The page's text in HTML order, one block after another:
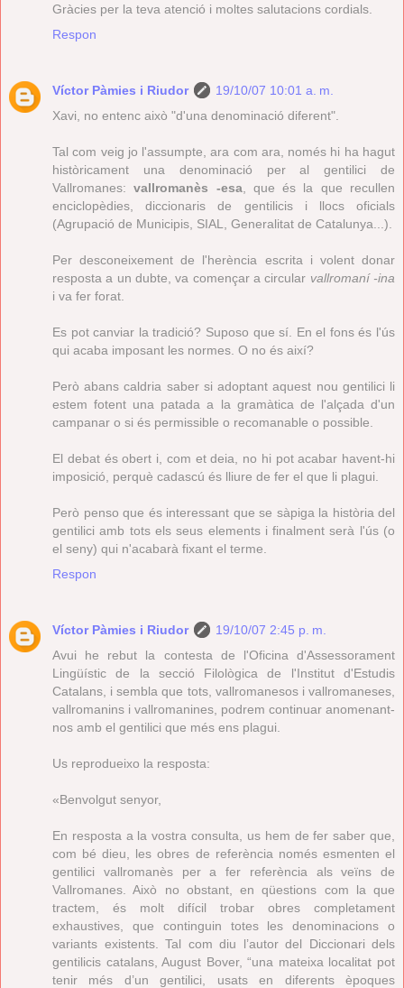
Gràcies per la teva atenció i moltes salutacions cordials.
Respon
Víctor Pàmies i Riudor
19/10/07 10:01 a. m.
Xavi, no entenc això "d'una denominació diferent".
Tal com veig jo l'assumpte, ara com ara, només hi ha hagut
històricament una denominació per al gentilici de
Vallromanes:vallromanès -esa, que és la que recullen
enciclopèdies, diccionaris de gentilicis i llocs oficials
(Agrupació de Municipis, SIAL, Generalitat de Catalunya...).
Per desconeixement de l'herència escrita i volent donar
resposta a un dubte, va començar a circular vallromaní -ina
i va fer forat.
Es pot canviar la tradició? Suposo que sí. En el fons és l'ús
qui acaba imposant les normes. O no és així?
Però abans caldria saber si adoptant aquest nou gentilici li
estem fotent una patada a la gramàtica de l'alçada d'un
campanar o si és permissible o recomanable o possible.
El debat és obert i, com et deia, no hi pot acabar havent-hi
imposició, perquè cadascú és lliure de fer el que li plagui.
Però penso que és interessant que se sàpiga la història del
gentilici amb tots els seus elements i finalment serà l'ús (o
el seny) qui n'acabarà fixant el terme.
Respon
Víctor Pàmies i Riudor
19/10/07 2:45 p. m.
Avui he rebut la contesta de l'Oficina d'Assessorament
Lingüístic de la secció Filològica de l'Institut d'Estudis
Catalans, i sembla que tots, vallromanesos i vallromaneses,
vallromanins i vallromanines, podrem continuar anomenant-
nos amb el gentilici que més ens plagui.
Us reprodueixo la resposta:
«Benvolgut senyor,
En resposta a la vostra consulta, us hem de fer saber que,
com bé dieu, les obres de referència només esmenten el
gentilici vallromanès per a fer referència als veïns de
Vallromanes. Això no obstant, en qüestions com la que
tractem, és molt difícil trobar obres completament
exhaustives, que continguin totes les denominacions o
variants existents. Tal com diu l’autor del Diccionari dels
gentilicis catalans, August Bover, “una mateixa localitat pot
tenir més d’un gentilici, usats en diferents èpoques